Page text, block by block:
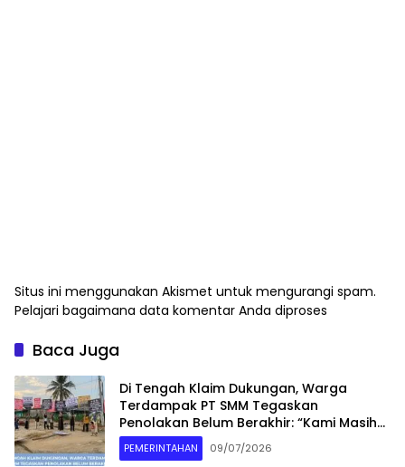
Situs ini menggunakan Akismet untuk mengurangi spam.
Pelajari bagaimana data komentar Anda diproses
Baca Juga
Di Tengah Klaim Dukungan, Warga
Terdampak PT SMM Tegaskan
Penolakan Belum Berakhir: “Kami Masih
Merasakan Dampaknya”
PEMERINTAHAN 09/07/2026